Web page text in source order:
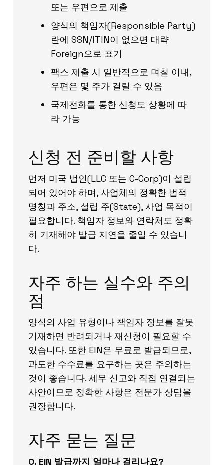
또는 우편으로 제출
양식의 책임자(Responsible Party)
란에 SSN/ITIN이 없으면 대략
Foreign으로 표기
팩스 제출 시 일반적으로 며칠 이내,
우편은 몇 주가 걸릴 수 있음
국제전화를 통한 신청도 상황에 따
라 가능
신청 전 준비할 사항
먼저 미국 법인(LLC 또는 C-Corp)이 설립
되어 있어야 하며, 사업체의 정확한 법적
명칭과 주소, 설립 주(State), 사업 목적이
필요합니다. 책임자 정보와 연락처도 정확
히 기재해야 발급 지연을 줄일 수 있습니
다.
자주 하는 실수와 주의
점
양식의 사업 유형이나 책임자 정보를 잘못
기재하면 반려되거나 재신청이 필요할 수
있습니다. 또한 EIN은 무료로 발급되므로,
과도한 수수료를 요구하는 곳은 주의하는
것이 좋습니다. 세무 신고와 직접 연결되는
사안이므로 정확한 사항은 전문가 상담을
권장합니다.
자주 묻는 질문
Q. EIN 발급까지 얼마나 걸리나요?